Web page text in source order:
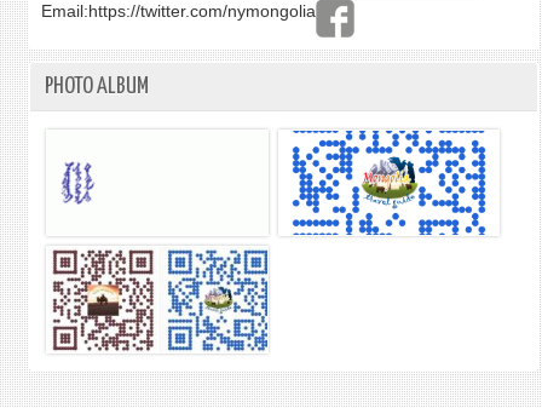
Email:https://twitter.com/nymongolia
PHOTO ALBUM